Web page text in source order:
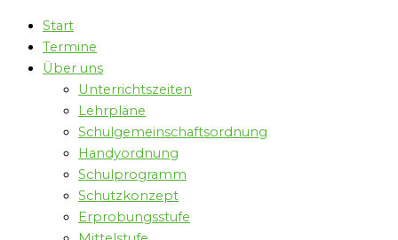
Start
Termine
Über uns
Unterrichtszeiten
Lehrpläne
Schulgemeinschaftsordnung
Handyordnung
Schulprogramm
Schutzkonzept
Erprobungsstufe